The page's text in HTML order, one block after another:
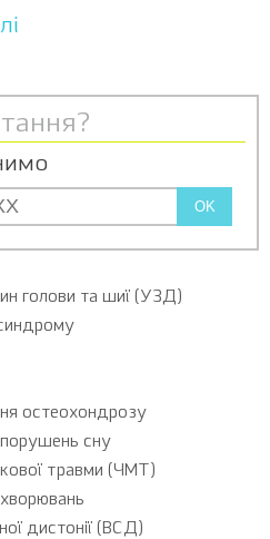
OK
голови та шиї (УЗД)
остеохондрозу
порушень сну
травми (ЧМТ)
дистонії (ВСД)